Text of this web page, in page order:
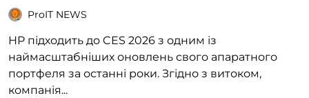
ProIT NEWS
HP підходить до CES 2026 з одним із
наймасштабніших оновлень свого апаратного
портфеля за останні роки. Згідно з витоком,
компанія...